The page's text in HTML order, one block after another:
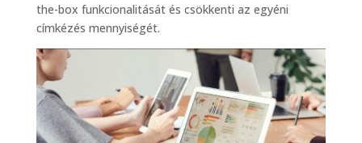
the-box funkcionalitását és csökkenti az egyéni
címkézés mennyiségét.